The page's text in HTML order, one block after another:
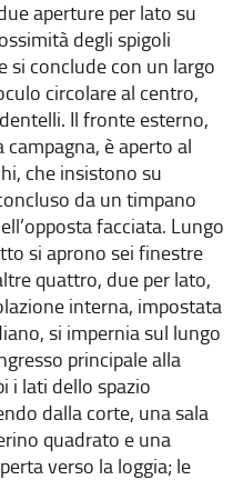
aperture per lato su
degli spigoli
si conclude con un largo
circolare al centro,
Il fronte esterno,
è aperto al
che insistono su
da un timpano
facciata. Lungo
si aprono sei finestre
quattro, due per lato,
interna, impostata
si impernia sul lungo
principale alla
i lati dello spazio
dalla corte, una sala
quadrato e una
verso la loggia; le